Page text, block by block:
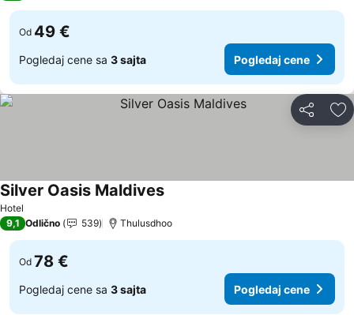
Od 49 €
Pogledaj cene sa 3 sajta Pogledaj cene
Deli
Hotel
Silver Oasis Maldives
9,1 Odlično 539 Thulusdhoo
Od 78 €
Pogledaj cene sa 3 sajta Pogledaj cene